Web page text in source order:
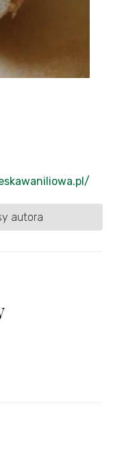
autora